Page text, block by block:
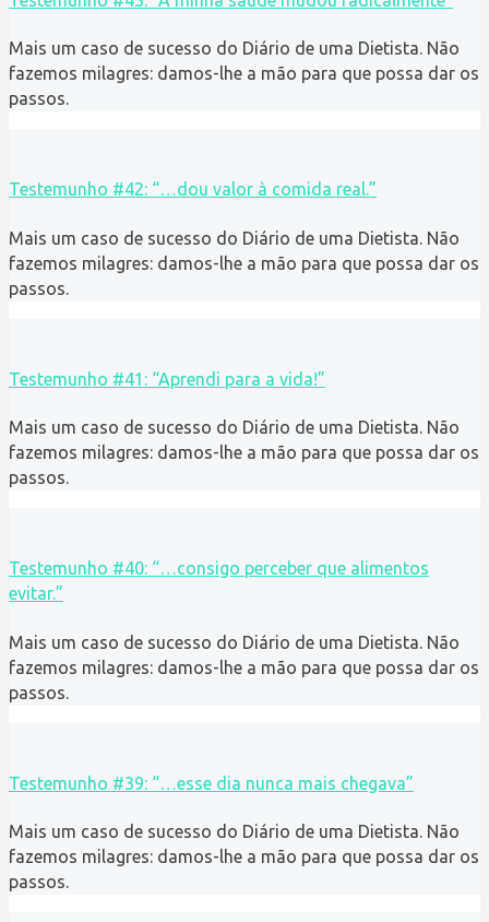
Mais um caso de sucesso do Diário de uma Dietista. Não
fazemos milagres: damos-lhe a mão para que possa dar os
passos.
Testemunho #42: “…dou valor à comida real.”
Mais um caso de sucesso do Diário de uma Dietista. Não
fazemos milagres: damos-lhe a mão para que possa dar os
passos.
Testemunho #41: “Aprendi para a vida!”
Mais um caso de sucesso do Diário de uma Dietista. Não
fazemos milagres: damos-lhe a mão para que possa dar os
passos.
Testemunho #40: “…consigo perceber que alimentos
evitar.”
Mais um caso de sucesso do Diário de uma Dietista. Não
fazemos milagres: damos-lhe a mão para que possa dar os
passos.
Testemunho #39: “…esse dia nunca mais chegava”
Mais um caso de sucesso do Diário de uma Dietista. Não
fazemos milagres: damos-lhe a mão para que possa dar os
passos.